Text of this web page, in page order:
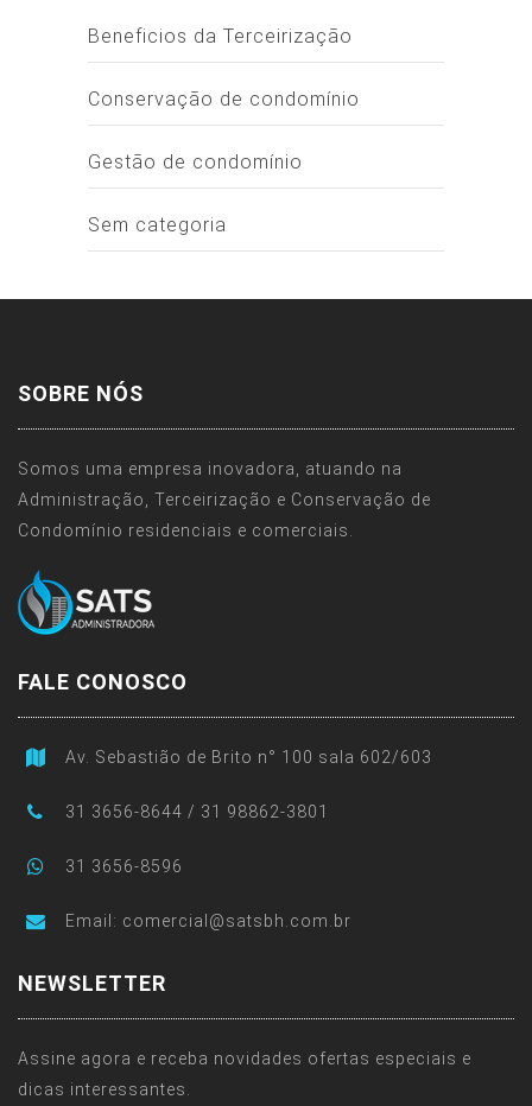
Beneficios da Terceirização
Conservação de condomínio
Gestão de condomínio
Sem categoria
SOBRE NÓS
Somos uma empresa inovadora, atuando na
Administração, Terceirização e Conservação de
Condomínio residenciais e comerciais.
FALE CONOSCO
Av. Sebastião de Brito n° 100 sala 602/603
31 3656-8644 / 31 98862-3801
31 3656-8596
Email: comercial@satsbh.com.br
NEWSLETTER
Assine agora e receba novidades ofertas especiais e
dicas interessantes.